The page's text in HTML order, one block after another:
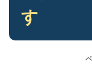
す